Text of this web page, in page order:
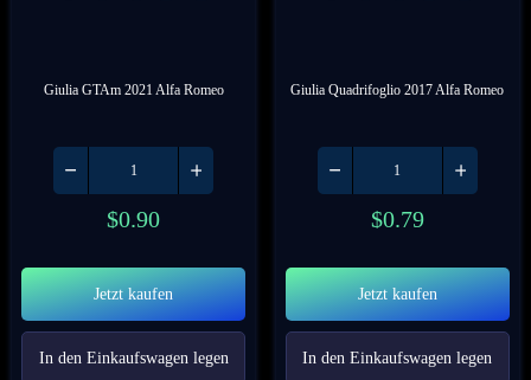
Giulia GTAm 2021 Alfa Romeo
$0.90
Jetzt kaufen
In den Einkaufswagen legen
Giulia Quadrifoglio 2017 Alfa Romeo
$0.79
Jetzt kaufen
In den Einkaufswagen legen